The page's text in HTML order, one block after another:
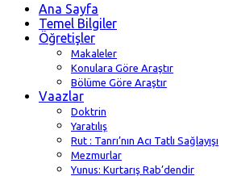
Ana Sayfa
Temel Bilgiler
Öğretişler
Makaleler
Konulara Göre Araştır
Bölüme Göre Araştır
Vaazlar
Doktrin
Yaratılış
Rut : Tanrı’nın Acı Tatlı Sağlayışı
Mezmurlar
Yunus: Kurtarış Rab’dendir